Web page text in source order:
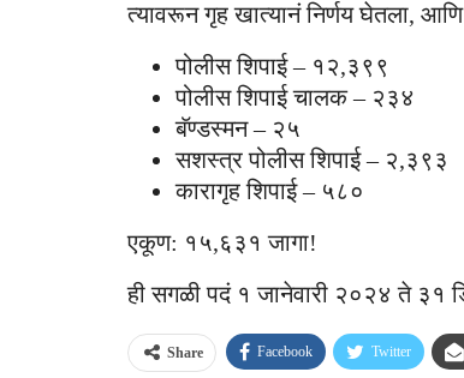
त्यावरून गृह खात्यानं निर्णय घेतला,
पोलीस शिपाई – १२,३९९
पोलीस शिपाई चालक – २३४
बॅण्डस्मन – २५
सशस्त्र पोलीस शिपाई – २,३९३
कारागृह शिपाई – ५८०
एकूण: १५,६३१ जागा!
ही सगळी पदं १ जानेवारी २०२४ ते ३१
Share Facebook Twitter